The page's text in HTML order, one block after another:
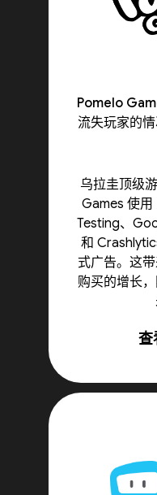
Pomelo
流失玩家的
乌拉圭顶级
Games 使
Testing、
和
式广告。这
购买的增长
查